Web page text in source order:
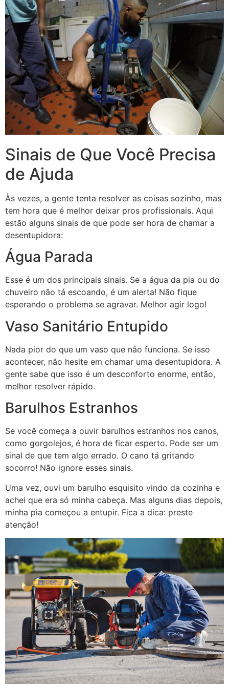
Sinais de Que Você Precisa
de Ajuda
Às vezes, a gente tenta resolver as coisas sozinho, mas
tem hora que é melhor deixar pros profissionais. Aqui
estão alguns sinais de que pode ser hora de chamar a
desentupidora:
Água Parada
Esse é um dos principais sinais. Se a água da pia ou do
chuveiro não tá escoando, é um alerta! Não fique
esperando o problema se agravar. Melhor agir logo!
Vaso Sanitário Entupido
Nada pior do que um vaso que não funciona. Se isso
acontecer, não hesite em chamar uma desentupidora. A
gente sabe que isso é um desconforto enorme, então,
melhor resolver rápido.
Barulhos Estranhos
Se você começa a ouvir barulhos estranhos nos canos,
como gorgolejos, é hora de ficar esperto. Pode ser um
sinal de que tem algo errado. O cano tá gritando
socorro! Não ignore esses sinais.
Uma vez, ouvi um barulho esquisito vindo da cozinha e
achei que era só minha cabeça. Mas alguns dias depois,
minha pia começou a entupir. Fica a dica: preste
atenção!